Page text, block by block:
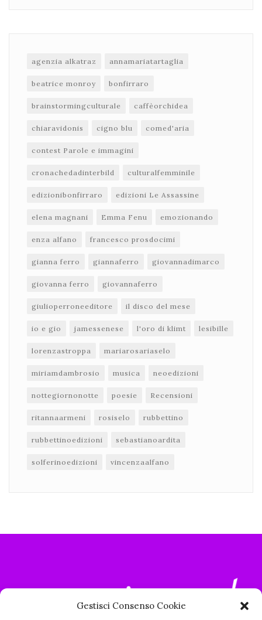
Gestisci Consenso Cookie
agenzia alkatraz annamariatartaglia
beatrice monroy bonfirraro
brainstormingculturale caffèorchidea
chiaravidonis cigno blu comed'aria
contest Parole e immagini
cronachedadinterbild culturalfemminile
edizionibonfirraro edizioni Le Assassine
elena magnani Emma Fenu emozionando
enza alfano francesco prosdocimi
gianna ferro giannaferro giovannadimarco
giovanna ferro giovannaferro
giulioperroneeditore il disco del mese
io e gio jamessenese l'oro di klimt lesibille
lorenzastroppa mariarosariaselo
miriamdambrosio musica neoedizioni
nottegiornonotte poesie Recensioni
ritannaarmeni rosiselo rubbettino
rubbettinoedizioni sebastianoardita
solferinoedizioni vincenzaalfano